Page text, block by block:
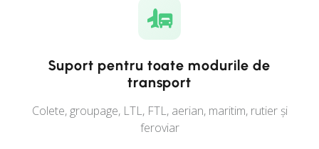
Suport pentru toate modurile de
transport
Colete, groupage, LTL, FTL, aerian, maritim, rutier și
feroviar